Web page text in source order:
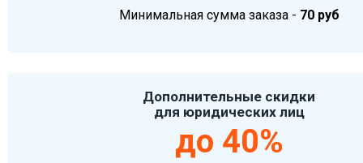
Минимальная сумма заказа - 70 руб
Дополнительные скидки
для юридических лиц
до 40%